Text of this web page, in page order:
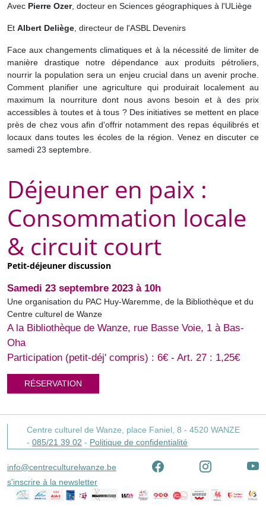
Avec Pierre Ozer, docteur en Sciences géographiques à l'ULiège
Et Albert Deliège , directeur de l'ASBL Devenirs
Face aux changements climatiques et à la nécessité de limiter de
manière drastique notre dépendance aux produits pétroliers,
nourrir la population sera un enjeu crucial dans un avenir proche.
Comment planifier une agriculture qui produirait localement au
maximum la nourriture dont nous avons besoin et à des prix
accessibles à toutes et à tous ? Des initiatives se mettent en place
près de chez vous afin d'offrir notamment des repas équilibrés et
locaux dans toutes les écoles de la région. Venez en discuter ce
samedi 23 septembre.
Déjeuner en paix :
Consommation locale
& circuit court
Petit-déjeuner discussion
Samedi 23 septembre 2023 à 10h
Une organisation du PAC Huy-Waremme, de la Bibliothèque et du
Centre culturel de Wanze
A la Bibliothèque de Wanze, rue Basse Voie, 1 à Bas-
Oha
Participation (petit-déj' compris) : 6€ - Art. 27 : 1,25€
RÉSERVATION
Centre culturel de Wanze, place Faniel, 8 - 4520 WANZE
- 085/21 39 02 - Politique de confidentialité
info@centreculturelwanze.be
s'inscrire à la newsletter